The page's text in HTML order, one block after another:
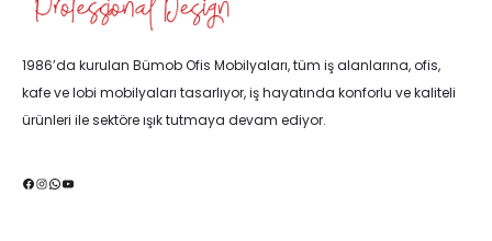
1986’da kurulan Bümob Ofis Mobilyaları, tüm iş alanlarına, ofis,
kafe ve lobi mobilyaları tasarlıyor, iş hayatında konforlu ve kaliteli
ürünleri ile sektöre ışık tutmaya devam ediyor.
Facebook
Instagram
WhatsApp
YouTube